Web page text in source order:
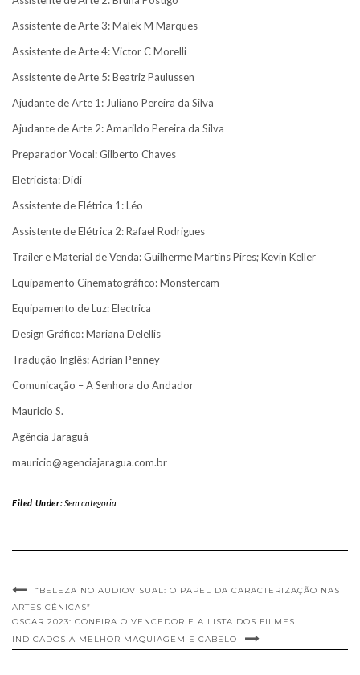
Assistente de Arte 3: Malek M Marques
Assistente de Arte 4: Victor C Morelli
Assistente de Arte 5: Beatriz Paulussen
Ajudante de Arte 1: Juliano Pereira da Silva
Ajudante de Arte 2: Amarildo Pereira da Silva
Preparador Vocal: Gilberto Chaves
Eletricista: Didi
Assistente de Elétrica 1: Léo
Assistente de Elétrica 2: Rafael Rodrigues
Trailer e Material de Venda: Guilherme Martins Pires; Kevin Keller
Equipamento Cinematográfico: Monstercam
Equipamento de Luz: Electrica
Design Gráfico: Mariana Delellis
Tradução Inglês: Adrian Penney
Comunicação – A Senhora do Andador
Mauricio S.
Agência Jaraguá
mauricio@agenciajaragua.com.br
Filed Under:Sem categoria
“BELEZA NO AUDIOVISUAL: O PAPEL DA CARACTERIZAÇÃO NAS
ARTES CÊNICAS”
OSCAR 2023: CONFIRA O VENCEDOR E A LISTA DOS FILMES
INDICADOS A MELHOR MAQUIAGEM E CABELO